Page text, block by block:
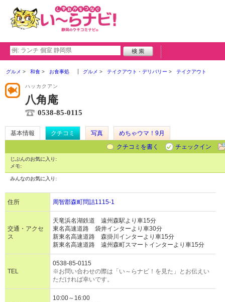
グルメ 和食 お食事処 グルメ テイクアウト・デリバリー テイクアウト
ハッカクアン
八角庵
0538-85-0115
基本情報 クチコミ 写真
めちゃウマ！9月
クチコミを書く
チェックイン
じぶんのお気に入り:
メモ:
みんなのお気に入り:
住所 周智郡森町問詰1115-1
交通・アクセ
ス
天竜浜名湖鉄道 遠州森駅より車15分
東名高速道路 袋井インターより車30分
新東名高速道路 森掛川インターより車15分
新東名高速道路 遠州森町スマートインターより車15分
TEL
0538-85-0115
※お問い合わせの際は「い～らナビ！を見た」とお伝えい
ただければ幸いです。
10:00～16:00